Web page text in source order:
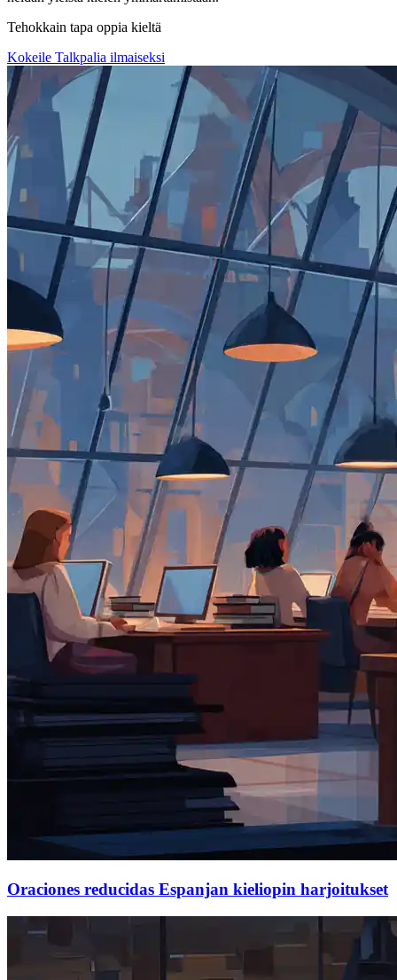
Tehokkain tapa oppia kieltä
Kokeile Talkpalia ilmaiseksi
Oraciones reducidas Espanjan kieliopin harjoitukset